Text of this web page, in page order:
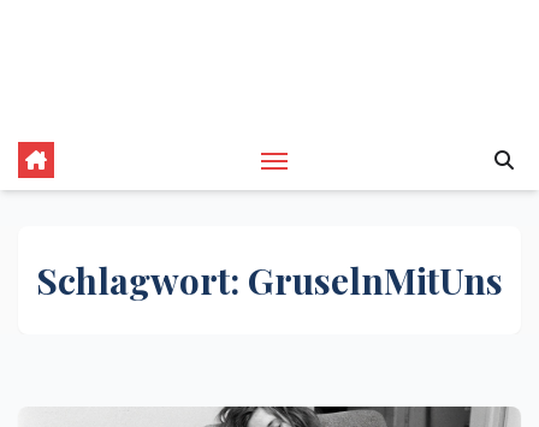
Schlagwort: GruselnMitUns